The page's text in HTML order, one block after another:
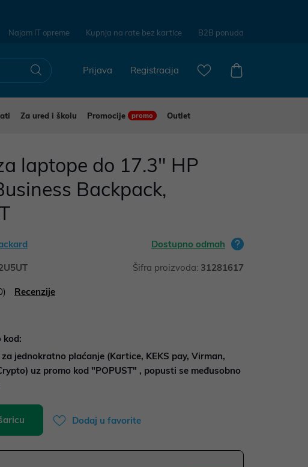
Najam IT opreme Kupnja na rate bez kartice B2B ponuda
Registracija
Prijava
Za ured i školu Promocije promo
Outlet
laptope do 17.3" HP
Backpack,
Dostupno odmah
Šifra proizvoda: 31281617
Recenzije
kod:
jednokratno plaćanje (Kartice, KEKS pay, Virman,
uz promo kod "POPUST" , popusti se međusobno
Dodaj u favorite